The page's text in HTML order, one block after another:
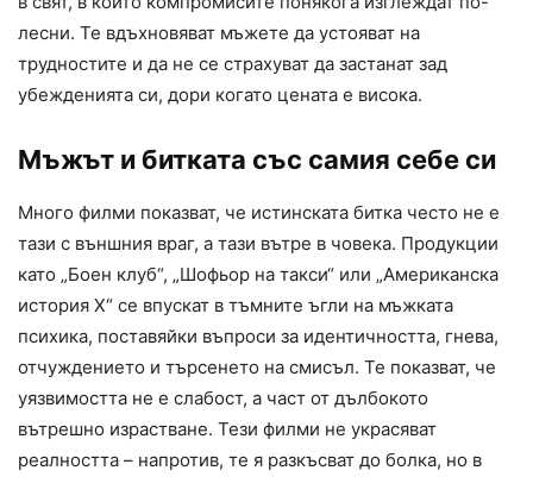
лесни. Те вдъхновяват мъжете да устояват на
трудностите и да не се страхуват да застанат зад
убежденията си, дори когато цената е висока.
Мъжът и битката със самия себе си
Много филми показват, че истинската битка често не е
тази с външния враг, а тази вътре в човека. Продукции
като „Боен клуб“, „Шофьор на такси“ или „Американска
история X“ се впускат в тъмните ъгли на мъжката
психика, поставяйки въпроси за идентичността, гнева,
отчуждението и търсенето на смисъл. Те показват, че
уязвимостта не е слабост, а част от дълбокото
вътрешно израстване. Тези филми не украсяват
реалността – напротив, те я разкъсват до болка, но в